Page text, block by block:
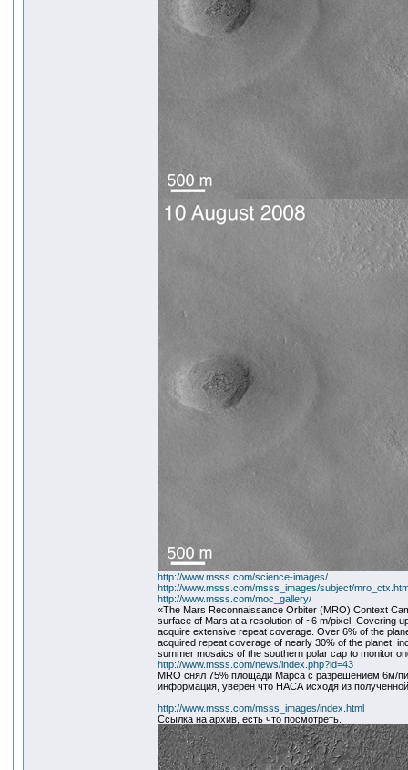
http://www.msss.com/science-images/
http://www.msss.com/msss_images/subject/
http://www.msss.com/moc_gallery/
«The Mars Reconnaissance Orbiter (MRO) Context
surface of Mars at a resolution of ~6 m/pixel. Covering
acquire extensive repeat coverage. Over 6% of the
acquired repeat coverage of nearly 30% of the planet,
summer mosaics of the southern polar cap to monitor
http://www.msss.com/news/index.php?id=43
MRO снял 75% площади Марса с разрешением 6м/
информация, уверен что НАСА исходя из
http://www.msss.com/msss_images/index.html
Ссылка на архив, есть что посмотреть.